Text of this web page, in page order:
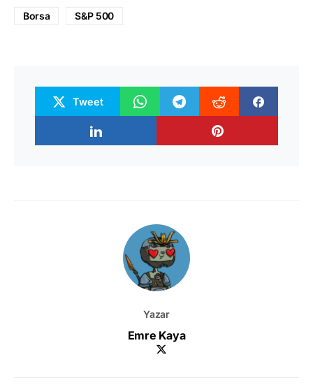
Borsa S&P 500
Tweet
Yazar
Emre Kaya